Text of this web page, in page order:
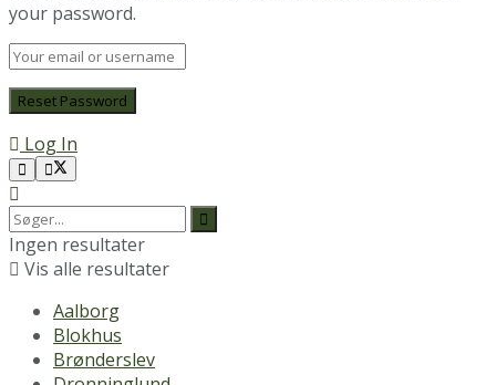
your password.
Log In
Ingen resultater
Vis alle resultater
Aalborg
Blokhus
Brønderslev